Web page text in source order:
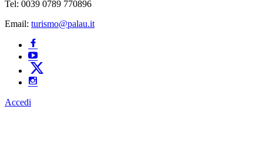
Tel: 0039 0789 770896
Email: turismo@palau.it
Accedi